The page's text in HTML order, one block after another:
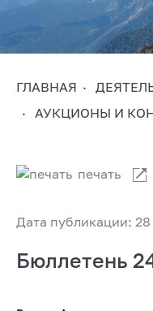
ГЛАВНАЯ
АУКЦИОНЫ И
Дата публикации:
печать
Бюллетень